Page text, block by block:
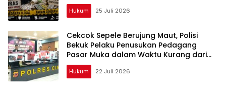
Hukum 25 Juli 2026
Cekcok Sepele Berujung Maut, Polisi
Bekuk Pelaku Penusukan Pedagang
Pasar Muka dalam Waktu Kurang dari
Sehari
Hukum 22 Juli 2026